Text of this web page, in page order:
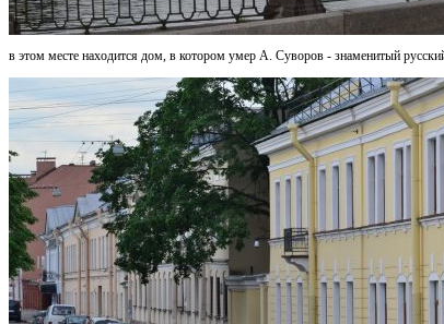
в этом месте находится дом, в котором умер А. Суворов - знаменитый